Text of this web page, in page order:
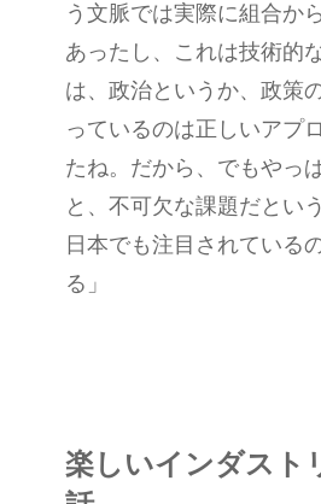
う文脈では実際に組合か
あったし、これは技術的
は、政治というか、政策
っているのは正しいアプ
たね。だから、でもやっ
と、不可欠な課題だとい
日本でも注目されている
る」
楽しいインダスト